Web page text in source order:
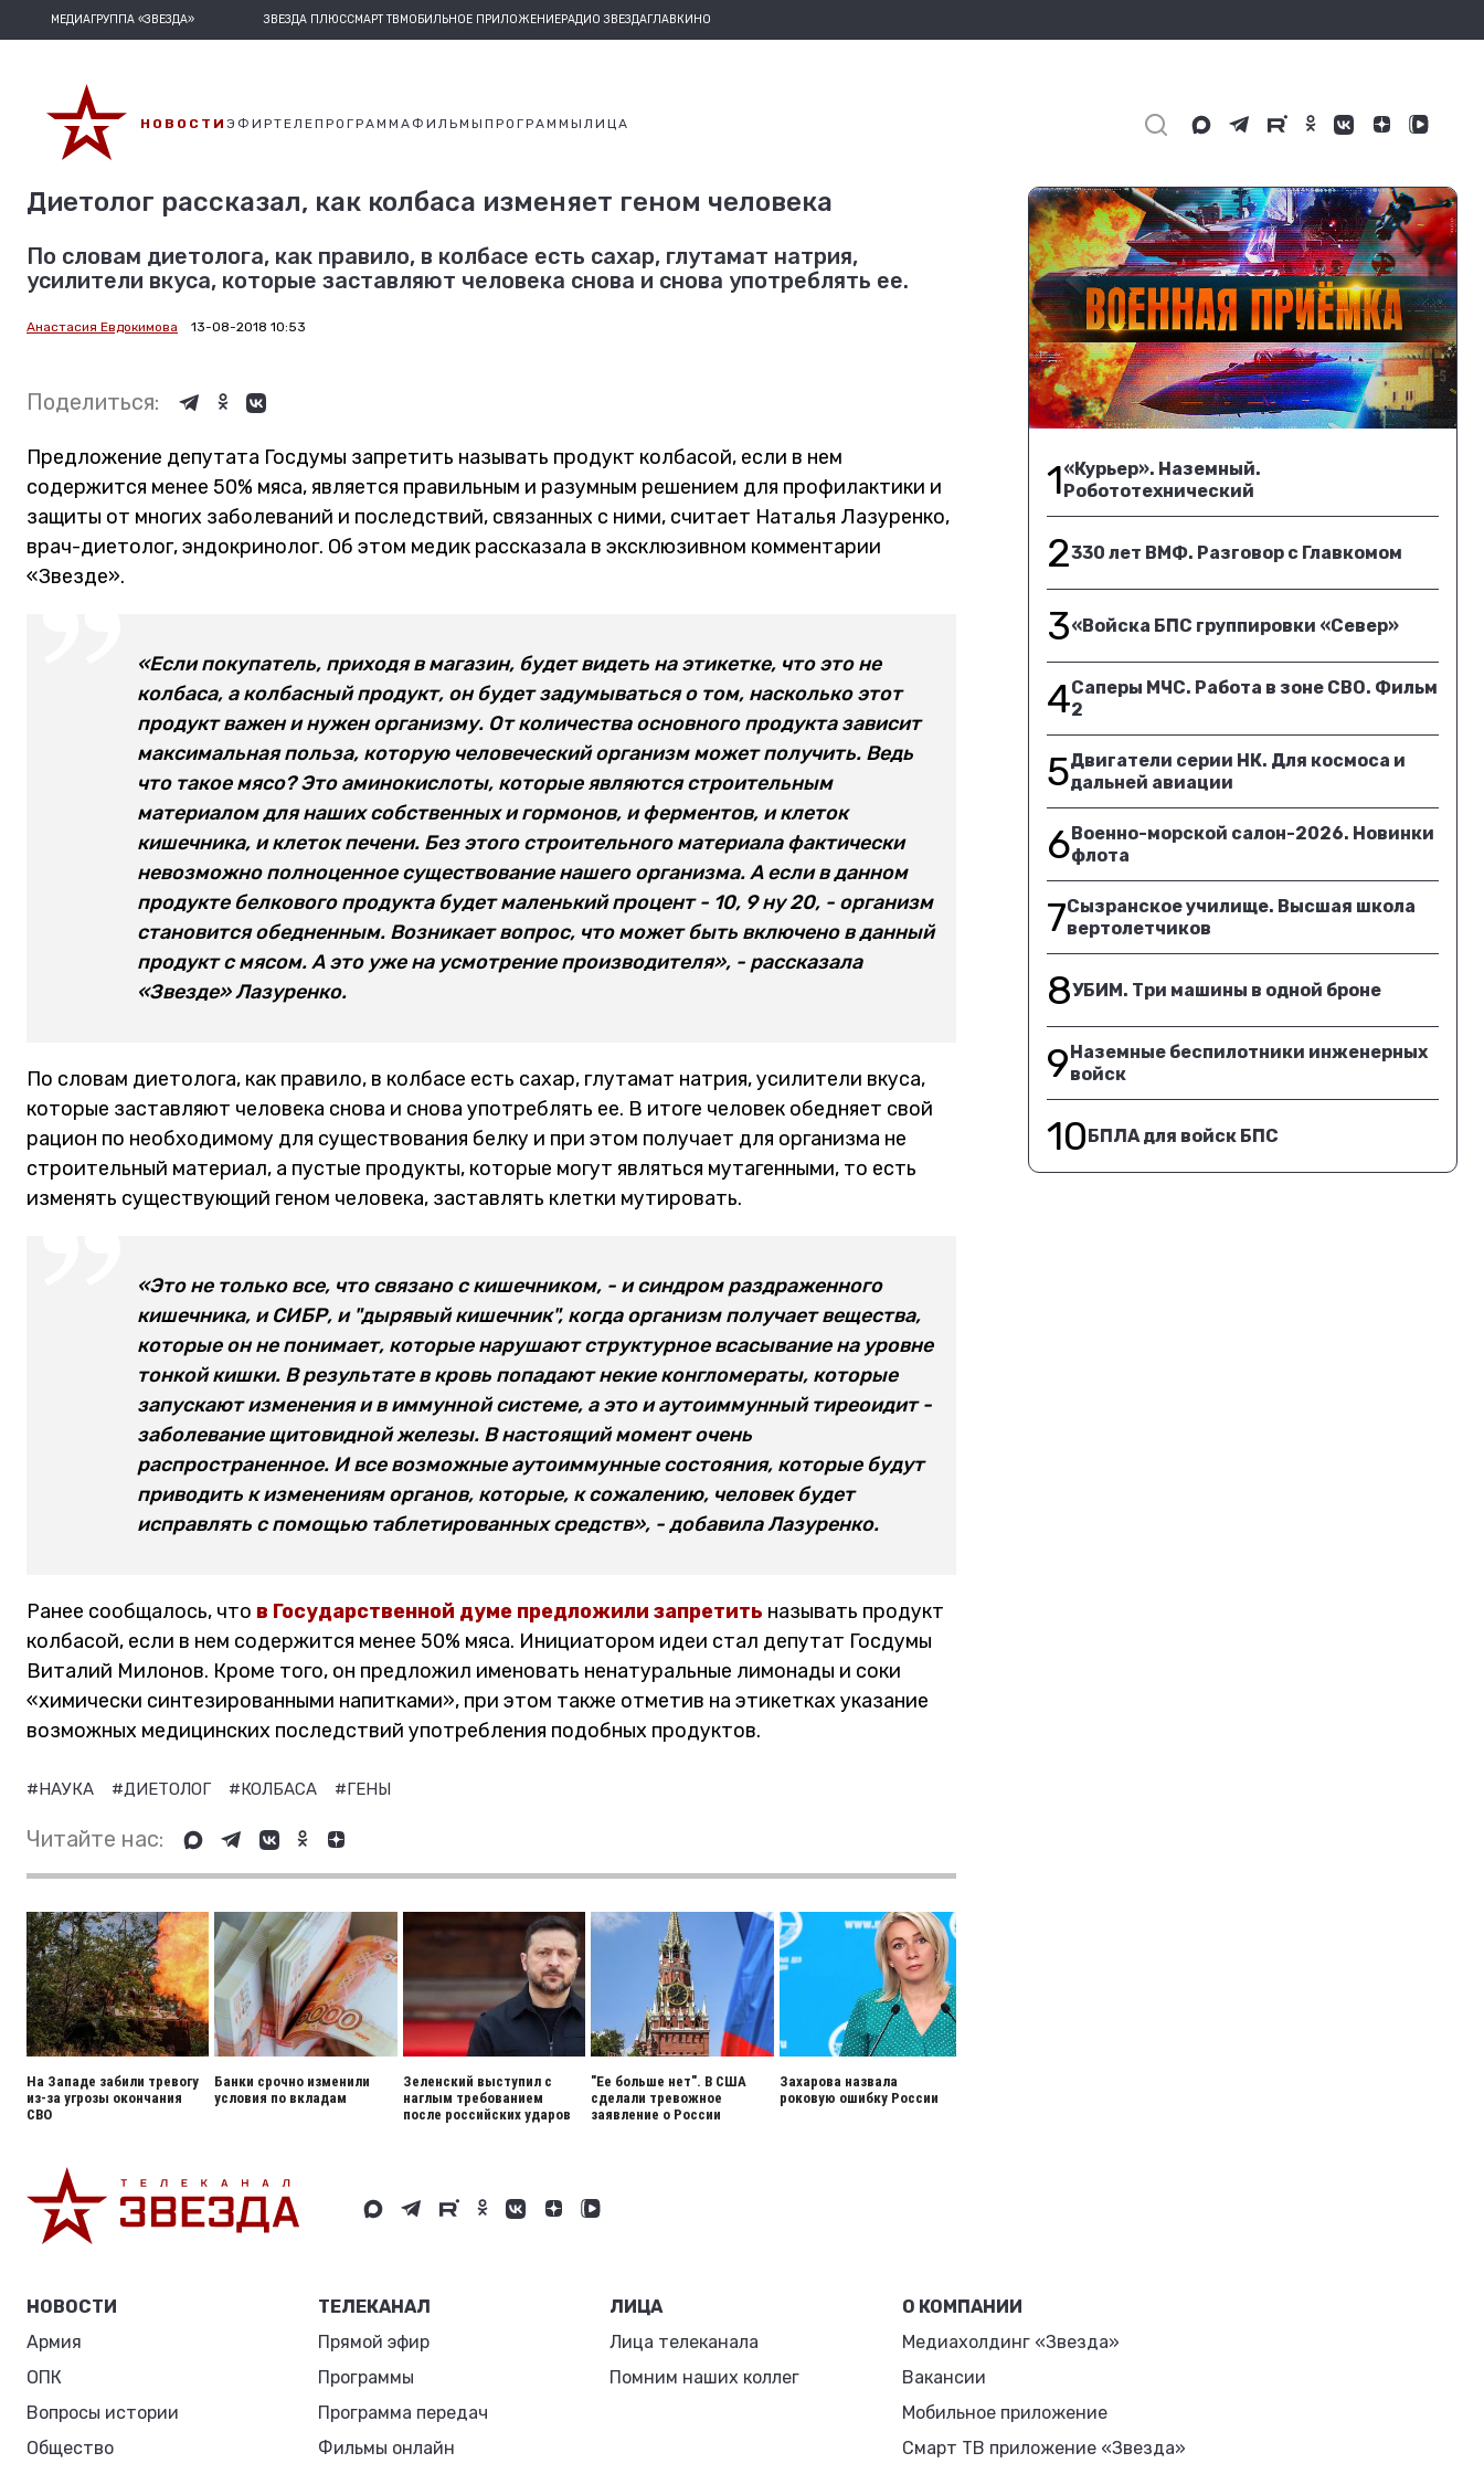
МЕДИАГРУППА «ЗВЕЗДА» ЗВЕЗДА ПЛЮССМАРТ ТВМОБИЛЬНОЕ ПРИЛОЖЕНИЕРАДИО ЗВЕЗДАГЛАВКИНО
НОВОСТИ ЭФИРТЕЛЕПРОГРАММАФИЛЬМЫ ПРОГРАММЫ ЛИЦА
Диетолог рассказал, как колбаса изменяет геном человека
По словам диетолога, как правило, в колбасе есть сахар, глутамат натрия,
усилители вкуса, которые заставляют человека снова и снова употреблять ее.
Анастасия Евдокимова 13-08-2018 10:53
Поделиться:
Предложение депутата Госдумы запретить называть продукт колбасой, если в нем
содержится менее 50% мяса, является правильным и разумным решением для профилактики и
защиты от многих заболеваний и последствий, связанных с ними, считает Наталья Лазуренко,
врач-диетолог, эндокринолог. Об этом медик рассказала в эксклюзивном комментарии
«Звезде».
«Если покупатель, приходя в магазин, будет видеть на этикетке, что это не
колбаса, а колбасный продукт, он будет задумываться о том, насколько этот
продукт важен и нужен организму. От количества основного продукта зависит
максимальная польза, которую человеческий организм может получить. Ведь
что такое мясо? Это аминокислоты, которые являются строительным
материалом для наших собственных и гормонов, и ферментов, и клеток
кишечника, и клеток печени. Без этого строительного материала фактически
невозможно полноценное существование нашего организма. А если в данном
продукте белкового продукта будет маленький процент - 10, 9 ну 20, - организм
становится обедненным. Возникает вопрос, что может быть включено в данный
продукт с мясом. А это уже на усмотрение производителя», - рассказала
«Звезде» Лазуренко.
По словам диетолога, как правило, в колбасе есть сахар, глутамат натрия, усилители вкуса,
которые заставляют человека снова и снова употреблять ее. В итоге человек обедняет свой
рацион по необходимому для существования белку и при этом получает для организма не
строительный материал, а пустые продукты, которые могут являться мутагенными, то есть
изменять существующий геном человека, заставлять клетки мутировать.
«Это не только все, что связано с кишечником, - и синдром раздраженного
кишечника, и СИБР, и "дырявый кишечник", когда организм получает вещества,
которые он не понимает, которые нарушают структурное всасывание на уровне
тонкой кишки. В результате в кровь попадают некие конгломераты, которые
запускают изменения и в иммунной системе, а это и аутоиммунный тиреоидит -
заболевание щитовидной железы. В настоящий момент очень
распространенное. И все возможные аутоиммунные состояния, которые будут
приводить к изменениям органов, которые, к сожалению, человек будет
исправлять с помощью таблетированных средств», - добавила Лазуренко.
Ранее сообщалось, что в Государственной думе предложили запретить называть продукт
колбасой, если в нем содержится менее 50% мяса. Инициатором идеи стал депутат Госдумы
Виталий Милонов. Кроме того, он предложил именовать ненатуральные лимонады и соки
«химически синтезированными напитками», при этом также отметив на этикетках указание
возможных медицинских последствий употребления подобных продуктов.
#НАУКА #ДИЕТОЛОГ #КОЛБАСА #ГЕНЫ
Читайте нас:
На Западе забили тревогу
из-за угрозы окончания
СВО
Банки срочно изменили
условия по вкладам
Зеленский выступил с
наглым требованием
после российских ударов
"Ее больше нет". В США
сделали тревожное
заявление о России
Захарова назвала
роковую ошибку России
1«Курьер». Наземный.
Робототехнический
2330 лет ВМФ. Разговор с Главкомом
3«Войска БПС группировки «Север»
4Саперы МЧС. Работа в зоне СВО. Фильм
2
5Двигатели серии НК. Для космоса и
дальней авиации
6Военно-морской салон-2026. Новинки
флота
7Сызранское училище. Высшая школа
вертолетчиков
8УБИМ. Три машины в одной броне
9Наземные беспилотники инженерных
войск
10БПЛА для войск БПС
НОВОСТИ
Армия
ОПК
Вопросы истории
Общество
ТЕЛЕКАНАЛ
Прямой эфир
Программы
Программа передач
Фильмы онлайн
ЛИЦА
Лица телеканала
Помним наших коллег
О КОМПАНИИ
Медиахолдинг «Звезда»
Вакансии
Мобильное приложение
Смарт ТВ приложение «Звезда»